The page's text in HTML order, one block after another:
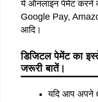
ये ऑनलाइन पेमेंट
Google Pay,
आदि।
डिजिटल पेमेंट का
जरूरी बातें।
यदि आप अपने